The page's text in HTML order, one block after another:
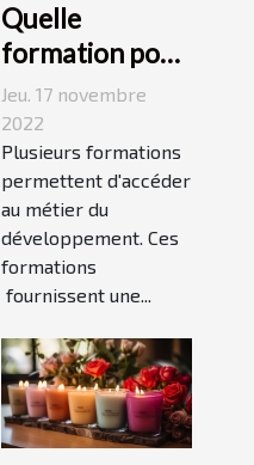
Quelle
formation pour
travailler dans
le
développement
durable ?
Jeu. 17 novembre
2022
Plusieurs formations
permettent d'accéder
au métier du
développement. Ces
formations
fournissent une...